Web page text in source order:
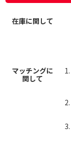
在庫に関して
マッチングに
関して